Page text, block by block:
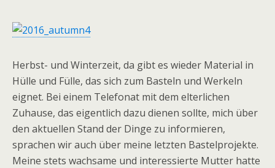
Herbst- und Winterzeit, da gibt es wieder Material in
Hülle und Fülle, das sich zum Basteln und Werkeln
eignet. Bei einem Telefonat mit dem elterlichen
Zuhause, das eigentlich dazu dienen sollte, mich über
den aktuellen Stand der Dinge zu informieren,
sprachen wir auch über meine letzten Bastelprojekte.
Meine stets wachsame und interessierte Mutter hatte